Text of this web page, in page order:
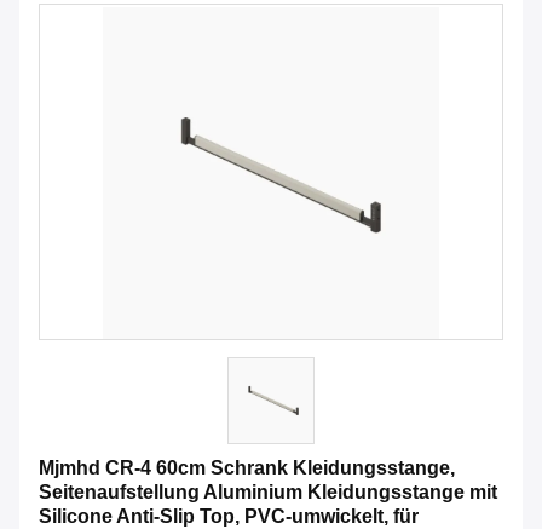
Mjmhd CR-4 60cm Schrank Kleidungsstange,
Seitenaufstellung Aluminium Kleidungsstange mit
Silicone Anti-Slip Top, PVC-umwickelt, für